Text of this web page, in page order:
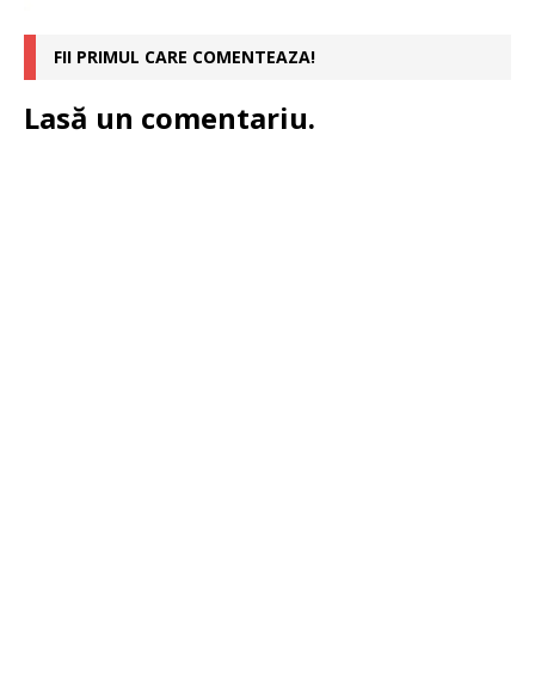
FII PRIMUL CARE COMENTEAZA!
Lasă un comentariu.